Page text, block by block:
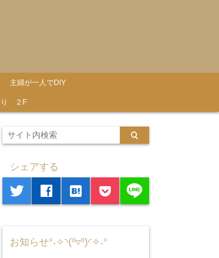
主婦が一人でDIY
り ２F
シェアする
twitter facebook hatenabookmark line
お知らせ°˖✧◝(⁰▿⁰)◜✧˖°